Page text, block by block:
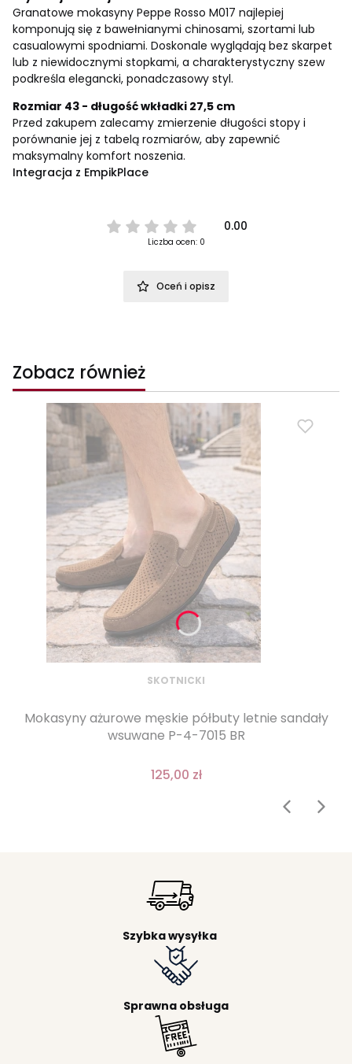
Granatowe mokasyny Peppe Rosso M017 najlepiej
komponują się z bawełnianymi chinosami, szortami lub
casualowymi spodniami. Doskonale wyglądają bez skarpet
lub z niewidocznymi stopkami, a charakterystyczny szew
podkreśla elegancki, ponadczasowy styl.
Rozmiar 43 - długość wkładki 27,5 cm
Przed zakupem zalecamy zmierzenie długości stopy i
porównanie jej z tabelą rozmiarów, aby zapewnić
maksymalny komfort noszenia.
Integracja z EmpikPlace
0.00
Liczba ocen: 0
Oceń i opisz
Zobacz również
SKOTNICKI
Mokasyny ażurowe męskie półbuty letnie sandały
wsuwane P-4-7015 BR
125,00 zł
Szybka wysyłka
Sprawna obsługa